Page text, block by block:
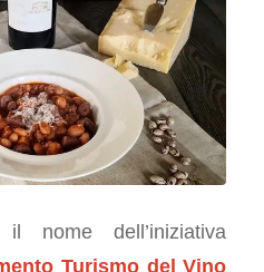
nome dell’iniziativa
Turismo del Vino